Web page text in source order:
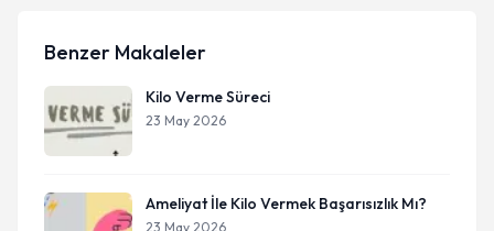
Benzer Makaleler
Kilo Verme Süreci
23 May 2026
Ameliyat İle Kilo Vermek Başarısızlık Mı?
23 May 2026